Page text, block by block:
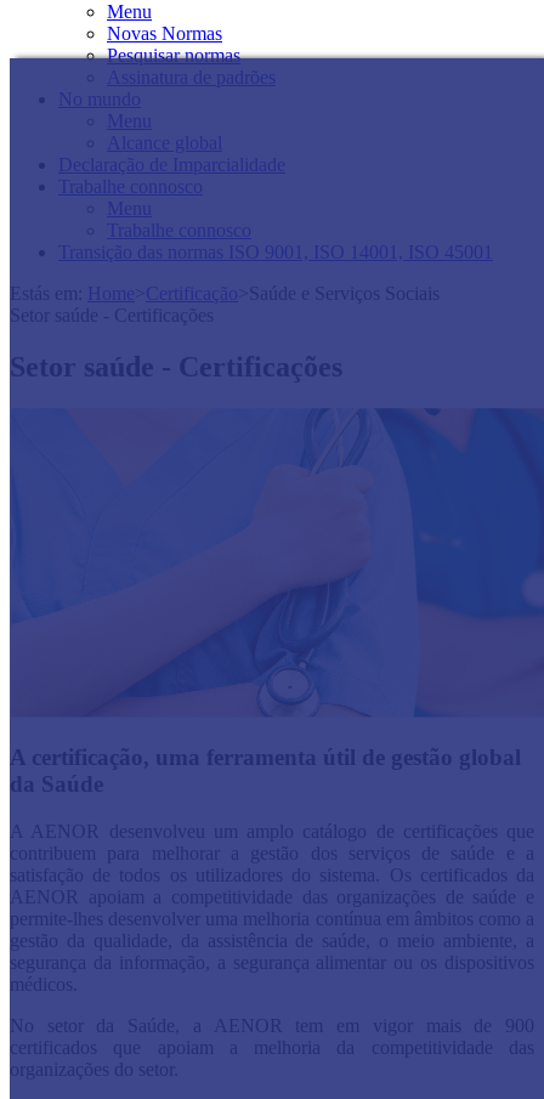
Menu
Novas Normas
Pesquisar normas
Assinatura de padrões
No mundo
Menu
Alcance global
Declaração de Imparcialidade
Trabalhe connosco
Menu
Trabalhe connosco
Transição das normas ISO 9001, ISO 14001, ISO 45001
Estás em:
Home >Certificação >Saúde e Serviços Sociais
Setor saúde - Certificações
Setor saúde - Certificações
A certificação, uma ferramenta útil de gestão global
da Saúde
A AENOR desenvolveu um amplo catálogo de certificações que
contribuem para melhorar a gestão dos serviços de saúde e a
satisfação de todos os utilizadores do sistema. Os certificados da
AENOR apoiam a competitividade das organizações de saúde e
permite-lhes desenvolver uma melhoria contínua em âmbitos como a
gestão da qualidade, da assistência de saúde, o meio ambiente, a
segurança da informação, a segurança alimentar ou os dispositivos
médicos.
No setor da Saúde, a AENOR tem em vigor mais de 900
certificados que apoiam a melhoria da competitividade das
organizações do setor.